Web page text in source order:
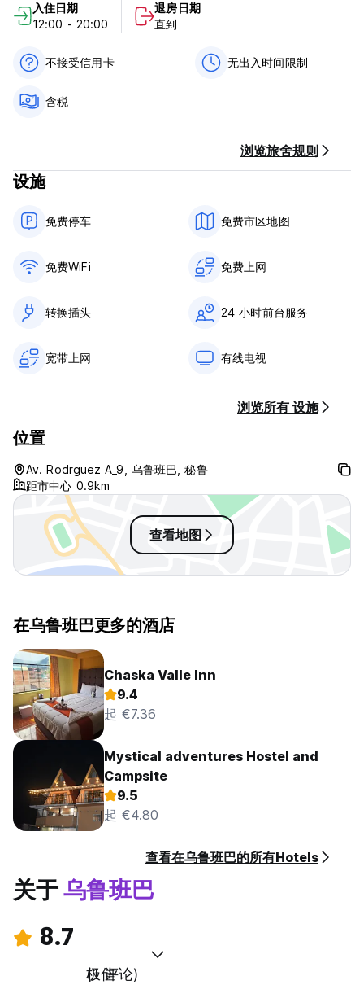
入住时间为07:00至18:00。
11:00前退房。
抵达时以现金付款。
含税。
取消政策：抵达后
一般的：
24 小时接待。 (Auto-translated from original language)
入住日期
12:00 - 20:00
退房日期
直到
不接受信用卡 无出入时间限制
含税
浏览旅舍规则
设施
免费停车 免费市区地图
免费WiFi 免费上网
转换插头 24 小时前台服务
宽带上网 有线电视
浏览所有 设施
位置
Av. Rodrguez A_9, 乌鲁班巴, 秘鲁
距市中心 0.9km
查看地图
在乌鲁班巴更多的酒店
Chaska Valle Inn
9.4
起 €7.36
Mystical adventures Hostel and
Campsite
9.5
起 €4.80
查看在乌鲁班巴的所有Hotels
关于乌鲁班巴
8.7
极佳
(1 评论)